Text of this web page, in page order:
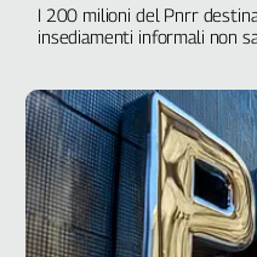
I 200 milioni del Pnrr
insediamenti informali non